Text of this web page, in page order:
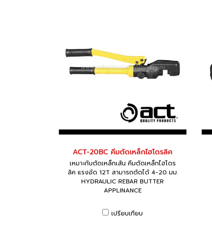
ACT-20BC คีมตัดเหล็กไฮโดรลิค
เหมาะกับตัดเหล็กเส้น คีมตัดเหล็กไฮโดร
ลิค แรงอัด 12T สามารถตัดได้ 4-20 มม.
HYDRAULIC REBAR BUTTER
APPLINANCE
เปรียบเทียบ